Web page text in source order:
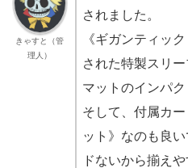
きゃすと（管
理人）
されました。
《ギガンティッ
された特製スリ
マットのインパク
そして、付属カ
ット》なのも良
ドないから揃え